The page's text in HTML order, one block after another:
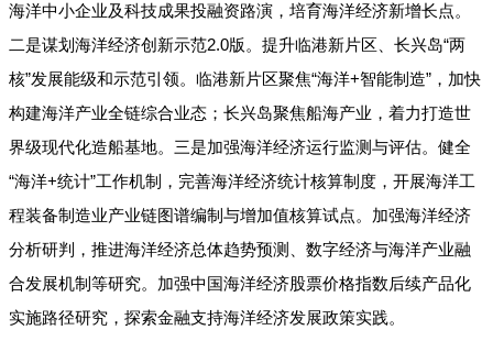
海洋中小企业及科技成果投融资路演，培育海洋经济新增长点。
二是谋划海洋经济创新示范2.0版。提升临港新片区、长兴岛“两
核”发展能级和示范引领。临港新片区聚焦“海洋+智能制造”，加快
构建海洋产业全链综合业态；长兴岛聚焦船海产业，着力打造世
界级现代化造船基地。三是加强海洋经济运行监测与评估。健全
“海洋+统计”工作机制，完善海洋经济统计核算制度，开展海洋工
程装备制造业产业链图谱编制与增加值核算试点。加强海洋经济
分析研判，推进海洋经济总体趋势预测、 数字经济与海洋产业融
合发展机制等研究。加强中国海洋经济股票价格指数后续产品化
实施路径研究，探索金融支持海洋经济发展政策实践。